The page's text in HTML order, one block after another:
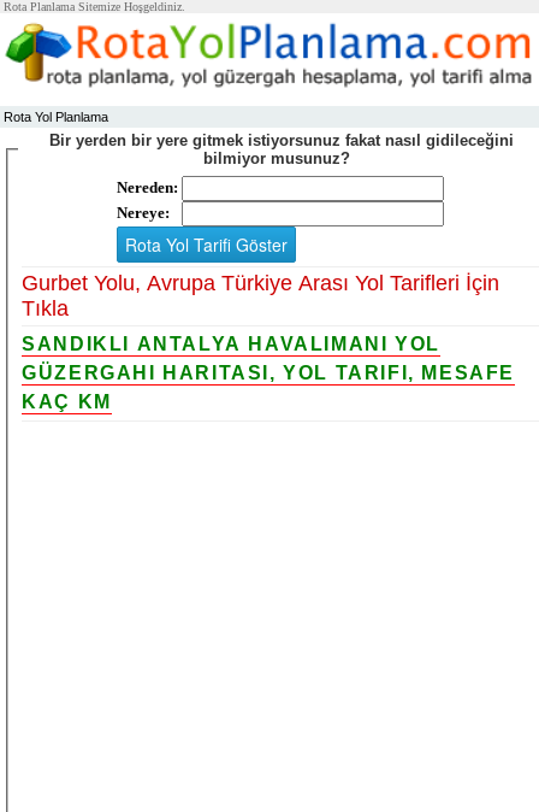
Rota Planlama Sitemize Hoşgeldiniz.
Rota Yol Planlama
Bir yerden bir yere gitmek istiyorsunuz fakat nasıl gidileceğini
bilmiyor musunuz?
Nereden:
Nereye:
Gurbet Yolu, Avrupa Türkiye Arası Yol Tarifleri İçin
Tıkla
SANDIKLI ANTALYA HAVALIMANI YOL
GÜZERGAHI HARITASI, YOL TARIFI, MESAFE
KAÇ KM